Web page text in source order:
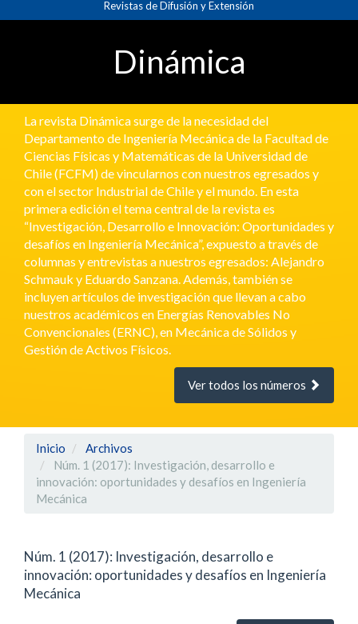
Contenido
Revistas de Difusión y Extensión
Dinámica
La revista Dinámica surge de la necesidad del
Departamento de Ingeniería Mecánica de la Facultad de
Ciencias Físicas y Matemáticas de la Universidad de
Chile (FCFM) de vincularnos con nuestros egresados y
con el sector Industrial de Chile y el mundo. En esta
primera edición el tema central de la revista es
“Investigación, Desarrollo e Innovación: Oportunidades y
desafíos en Ingeniería Mecánica”, expuesto a través de
columnas y entrevistas a nuestros egresados: Alejandro
Schmauk y Eduardo Sanzana. Además, también se
incluyen artículos de investigación que llevan a cabo
nuestros académicos en Energías Renovables No
Convencionales (ERNC), en Mecánica de Sólidos y
Gestión de Activos Físicos.
Ver todos los números
Inicio
Archivos
Núm. 1 (2017): Investigación, desarrollo e
innovación: oportunidades y desafíos en Ingeniería
Mecánica
Núm. 1 (2017): Investigación, desarrollo e
innovación: oportunidades y desafíos en Ingeniería
Mecánica